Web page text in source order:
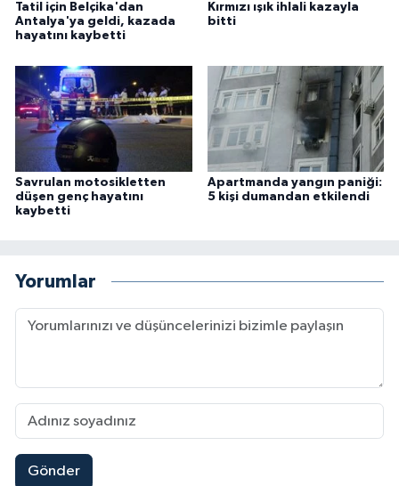
Tatil için Belçika'dan
Antalya'ya geldi, kazada
hayatını kaybetti
Kırmızı ışık ihlali kazayla
bitti
Savrulan motosikletten
düşen genç hayatını
kaybetti
Apartmanda yangın paniği:
5 kişi dumandan etkilendi
Yorumlar
Gönder